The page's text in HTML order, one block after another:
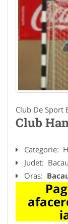
Club De Sport
Club
Categorie:
Judet: Bacau
Oras: